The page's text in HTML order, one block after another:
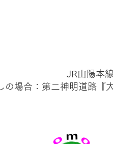
JR山陽本
の場合：第二神明道路​『